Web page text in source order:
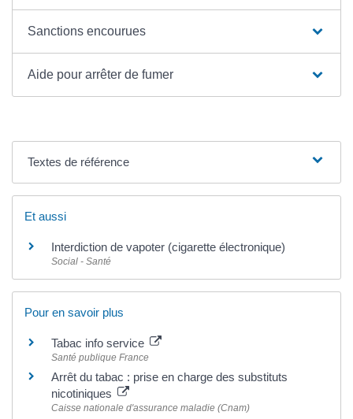
Sanctions encourues
Aide pour arrêter de fumer
Textes de référence
Et aussi
Interdiction de vapoter (cigarette électronique)
Social - Santé
Pour en savoir plus
Tabac info service
Santé publique France
Arrêt du tabac : prise en charge des substituts
nicotiniques
Caisse nationale d'assurance maladie (Cnam)